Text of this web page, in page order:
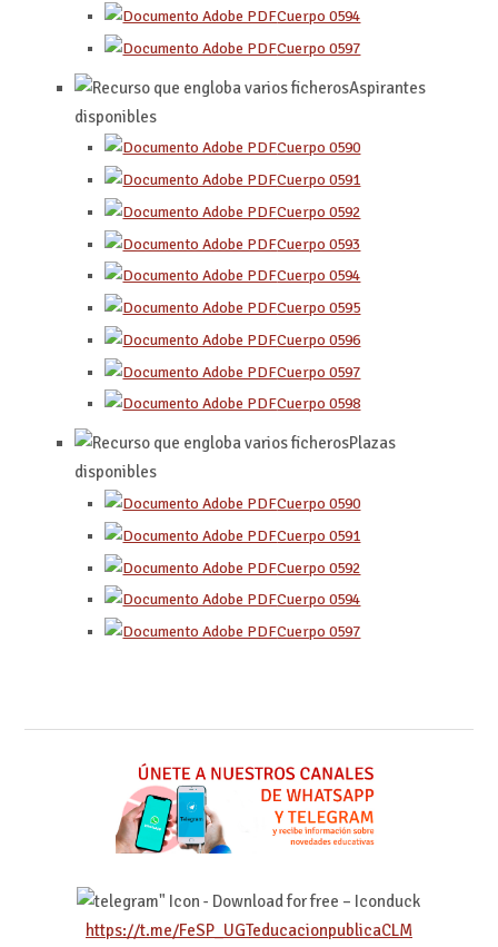
Cuerpo 0594
Cuerpo 0597
Aspirantes
disponibles
Cuerpo 0590
Cuerpo 0591
Cuerpo 0592
Cuerpo 0593
Cuerpo 0594
Cuerpo 0595
Cuerpo 0596
Cuerpo 0597
Cuerpo 0598
Plazas
disponibles
Cuerpo 0590
Cuerpo 0591
Cuerpo 0592
Cuerpo 0594
Cuerpo 0597
https://t.me/FeSP_UGTeducacionpublicaCLM